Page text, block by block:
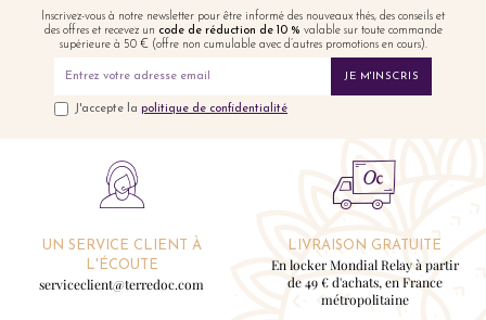
Inscrivez-vous à notre newsletter pour être informé des nouveaux thés, des conseils et
des offres et recevez un code de réduction de 10 % valable sur toute commande
supérieure à 50 € (offre non cumulable avec d’autres promotions en cours).
JE M'INSCRIS
J'accepte la politique de confidentialité
UN SERVICE CLIENT À
L'ÉCOUTE
serviceclient@terredoc.com
LIVRAISON GRATUITE
En locker Mondial Relay à partir
de 49 € d'achats, en France
métropolitaine